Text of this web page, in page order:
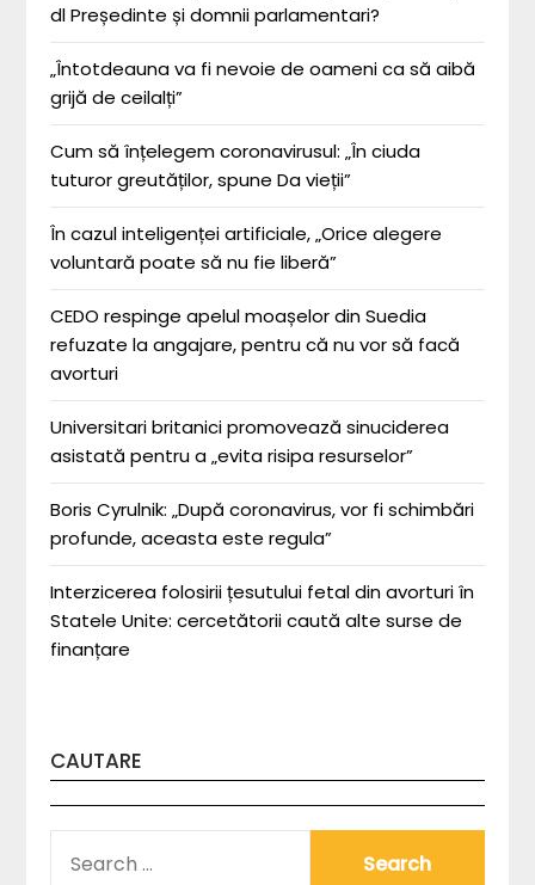
dl Președinte și domnii parlamentari?
„Întotdeauna va fi nevoie de oameni ca să aibă
grijă de ceilalți”
Cum să înțelegem coronavirusul: „În ciuda
tuturor greutăților, spune Da vieții”
În cazul inteligenței artificiale, „Orice alegere
voluntară poate să nu fie liberă”
CEDO respinge apelul moașelor din Suedia
refuzate la angajare, pentru că nu vor să facă
avorturi
Universitari britanici promovează sinuciderea
asistată pentru a „evita risipa resurselor”
Boris Cyrulnik: „După coronavirus, vor fi schimbări
profunde, aceasta este regula”
Interzicerea folosirii țesutului fetal din avorturi în
Statele Unite: cercetătorii caută alte surse de
finanțare
CAUTARE
FOR: